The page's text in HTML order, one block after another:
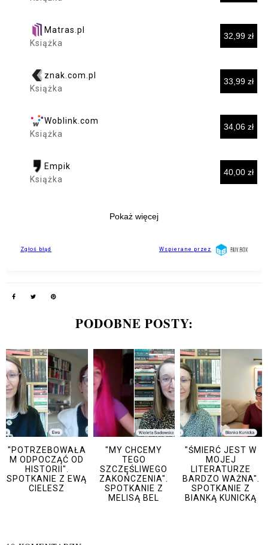
PODOBNE POSTY:
"POTRZEBOWAŁA
M ODPOCZĄĆ OD
HISTORII".
SPOTKANIE Z EWĄ
CIELESZ
"MY CHCEMY
TEGO
SZCZĘŚLIWEGO
ZAKOŃCZENIA".
SPOTKANIE Z
MELISĄ BEL
"ŚMIERĆ JEST W
MOJEJ
LITERATURZE
BARDZO WAŻNA".
SPOTKANIE Z
BIANKĄ KUNICKĄ